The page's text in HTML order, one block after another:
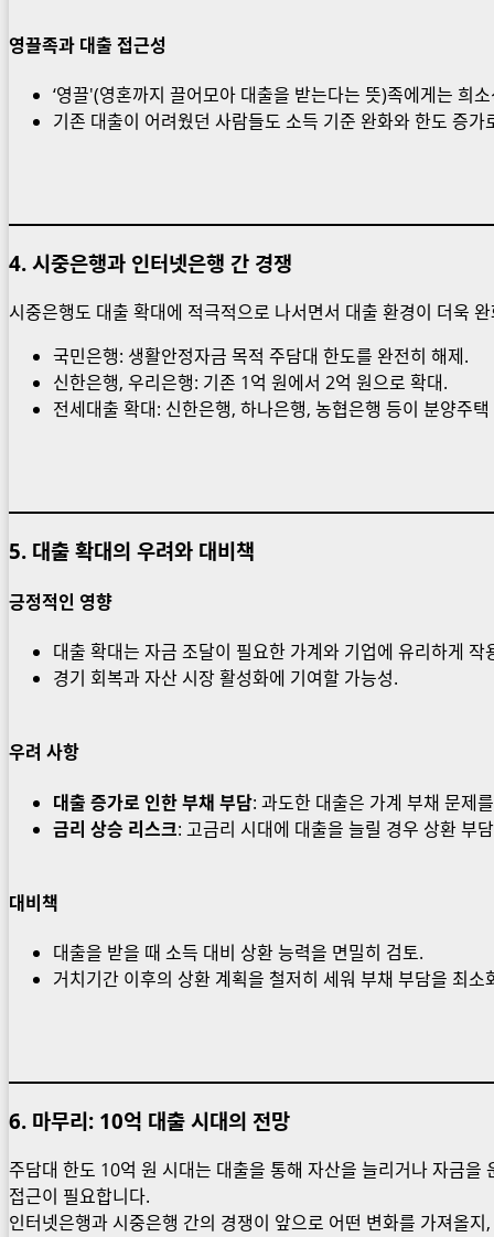
영끌족과 대출 접근성
‘영끌'(영혼까지 끌어모아 대출을 받는다는 뜻)족에게는 희
기존 대출이 어려웠던 사람들도 소득 기준 완화와 한도 증
4. 시중은행과 인터넷은행 간 경쟁
시중은행도 대출 확대에 적극적으로 나서면서 대출 환경이 더욱
국민은행: 생활안정자금 목적 주담대 한도를 완전히 해제.
신한은행, 우리은행: 기존 1억 원에서 2억 원으로 확대.
전세대출 확대: 신한은행, 하나은행, 농협은행 등이 분양주
5. 대출 확대의 우려와 대비책
긍정적인 영향
대출 확대는 자금 조달이 필요한 가계와 기업에 유리하게 작
경기 회복과 자산 시장 활성화에 기여할 가능성.
우려 사항
대출 증가로 인한 부채 부담: 과도한 대출은 가계 부채 문제
금리 상승 리스크: 고금리 시대에 대출을 늘릴 경우 상환 부
대비책
대출을 받을 때 소득 대비 상환 능력을 면밀히 검토.
거치기간 이후의 상환 계획을 철저히 세워 부채 부담을 최소
6. 마무리: 10억 대출 시대의 전망
주담대 한도 10억 원 시대는 대출을 통해 자산을 늘리거나 자금
접근이 필요합니다.
인터넷은행과 시중은행 간의 경쟁이 앞으로 어떤 변화를 가져올